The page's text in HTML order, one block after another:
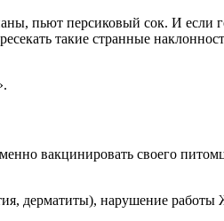
пьют персиковый сок. И если
такие странные
вакцинировать своего
дерматиты), нарушение